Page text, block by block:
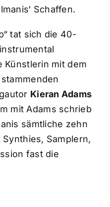
Schaffen.
tat sich die 40-
Künstlerin mit dem
Kieran Adams
mit Adams schrieb
sämtliche zehn
Samplern,
fast die